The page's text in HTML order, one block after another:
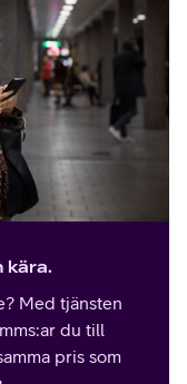
kära.
Med tjänsten
du till
pris som